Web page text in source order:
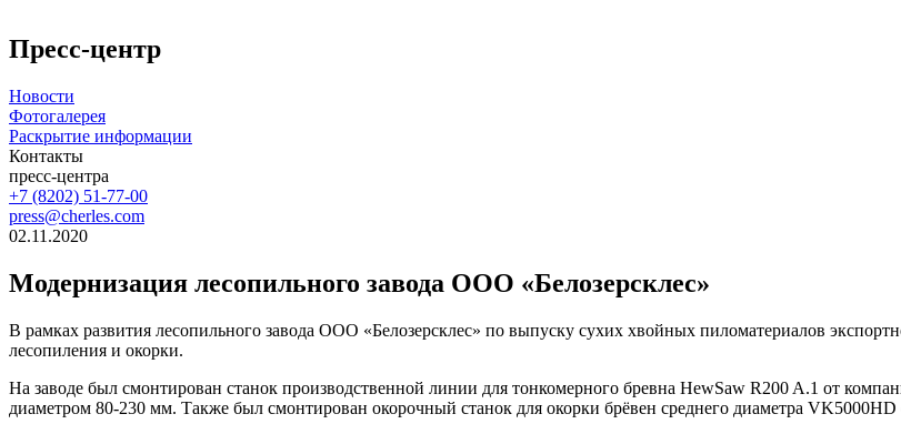
Пресс-центр
Новости
Фотогалерея
Раскрытие информации
Контакты
пресс-центра
+7 (8202) 51-77-00
press@cherles.com
02.11.2020
Модернизация лесопильного завода ООО «Белозерсклес»
В рамках развития лесопильного завода ООО «Белозерсклес» по выпуску сухих хвойных пиломатериалов
лесопиления и окорки.
На заводе был смонтирован станок производственной линии для тонкомерного бревна HewSaw R200 A.1 от
диаметром 80-230 мм. Также был смонтирован окорочный станок для окорки брёвен среднего диаметра